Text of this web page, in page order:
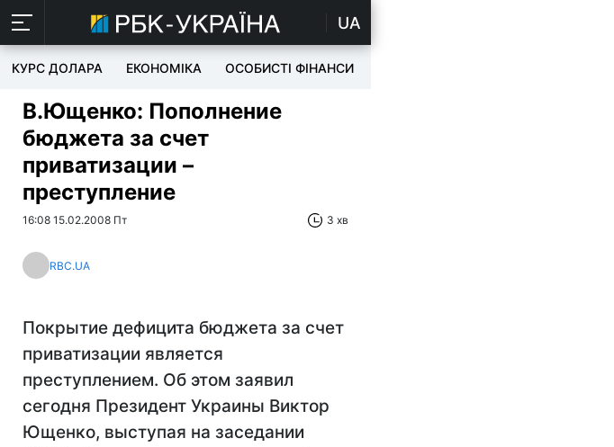
UA
КУРС ДОЛАРА ЕКОНОМІКА ОСОБИСТІ ФІНАНСИ
В.Ющенко: Пополнение
бюджета за счет
приватизации –
преступление
16:08 15.02.2008 Пт 3 хв
RBC.UA
Покрытие дефицита бюджета за счет
приватизации является
преступлением. Об этом заявил
сегодня Президент Украины Виктор
Ющенко, выступая на заседании